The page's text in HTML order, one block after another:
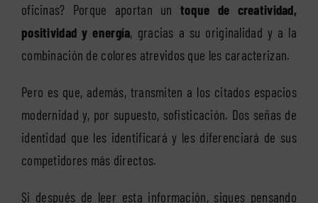
oficinas? Porque aportan un toque de creatividad,
positividad y energía, gracias a su originalidad y a la
combinación de colores atrevidos que les caracterizan.
Pero es que, además, transmiten a los citados espacios
modernidad y, por supuesto, sofisticación. Dos señas de
identidad que les identificará y les diferenciará de sus
competidores más directos.
Si después de leer esta información, sigues pensando